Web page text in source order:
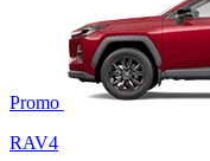
Promo
RAV4